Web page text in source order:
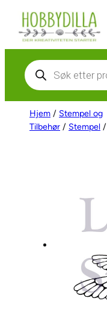
Hopp
innhold
Products
search
Hjem / Stempel og
Tilbehør / Stempel /